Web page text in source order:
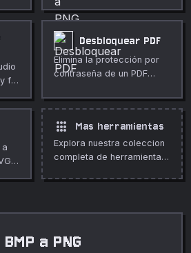
sin pérdidas directamente
en tu navegador.
fin
el
y
Desbloquear PDF
Elimina la protección por
contraseña de un PDF
a
apps Mas herramientas
Explora nuestra coleccion
completa de herramientas
a PNG